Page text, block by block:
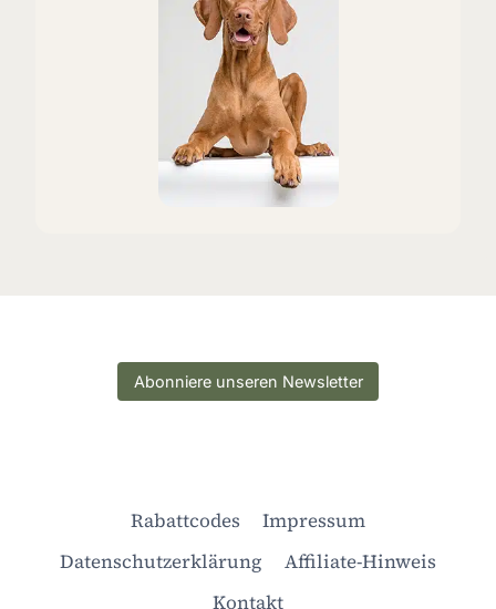
H
Abonniere unseren Newsletter
Rabattcodes
Impressum
Datenschutzerklärung
Affiliate-Hinweis
Kontakt